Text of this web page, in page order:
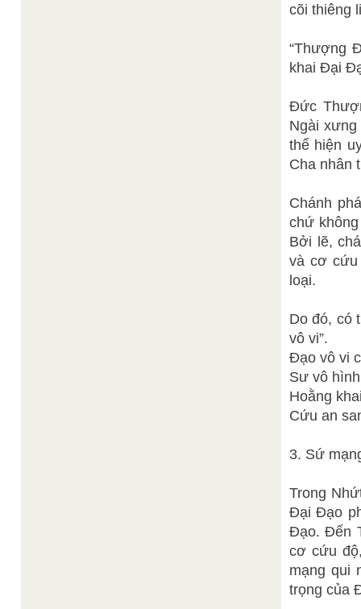
cõi thiêng
“Thượng
khai Đại
Đức
Ngài
thể hiện
Cha nhân
Chánh
chứ
Bởi lẽ,
và cơ cứu
loại.
Do đó, có
vô vi”.
Đạo vô vi
Sư vô
Hoằng
Cứu an
3. Sứ
Trong
Đại Đạo
Đạo. Đến
cơ cứu
mạng qui
trọng của